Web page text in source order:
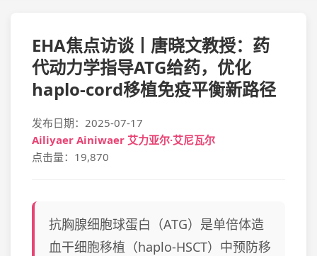
EHA焦点访谈丨唐晓文教授：药
代动力学指导ATG给药，优化
haplo-cord移植免疫平衡新路径
发布日期：2025-07-17
Ailiyaer Ainiwaer 艾力亚尔·艾尼瓦尔
点击量：19,870
抗胸腺细胞球蛋白（ATG）是单倍体造
血干细胞移植（haplo-HSCT）中预防移